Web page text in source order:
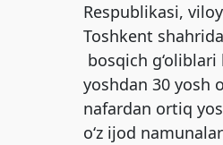
Respublikasi,
Toshkent
bosqich g‘oliblari
yoshdan 30 yosh
nafardan ortiq
o‘z ijod